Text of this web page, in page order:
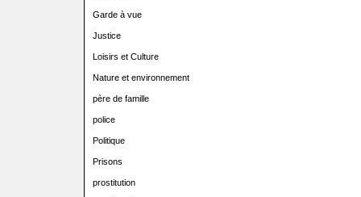
Garde à vue
Justice
Loisirs et Culture
Nature et environnement
père de famille
police
Politique
Prisons
prostitution